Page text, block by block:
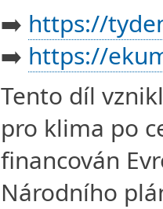
➡️ https://
➡️ https://
Tento díl
pro klima po
financován
Národního